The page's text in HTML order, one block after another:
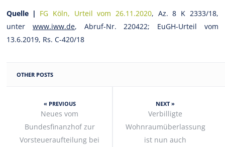
Quelle | FG Köln, Urteil vom 26.11.2020, Az. 8 K 2333/18,
unterwww.iww.de, Abruf-Nr. 220422; EuGH-Urteil vom
13.6.2019, Rs. C-420/18
OTHER POSTS
« PREVIOUS
Neues vom
Bundesfinanzhof zur
Vorsteueraufteilung bei
NEXT »
Verbilligte
Wohnraumüberlassung
ist nun auch